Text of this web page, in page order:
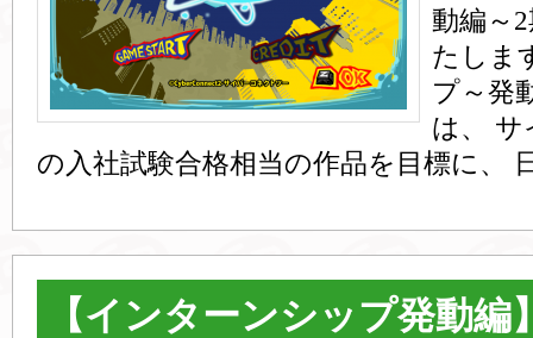
動編～
たしま
プ～発
は、 サ
の入社試験合格相当の作品を目標に、
【インターンシップ発動